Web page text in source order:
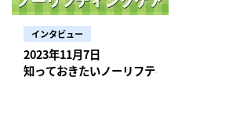
インタビュー
2023年11月7日
知っておきたいノーリフティングケア